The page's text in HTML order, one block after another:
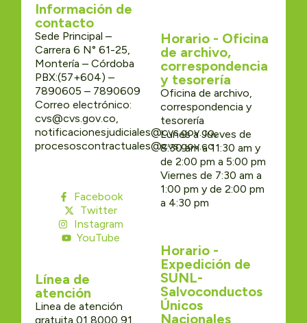
Información de
contacto
Sede Principal –
Carrera 6 N° 61-25,
Montería – Córdoba
PBX:(57+604) –
7890605 – 7890609
Correo electrónico:
cvs@cvs.gov.co,
notificacionesjudiciales@cvs.gov.co,
procesoscontractuales@cvs.gov.co
Facebook
Twitter
Instagram
YouTube
Línea de
atención
Linea de atención
gratuita 01 8000 91
Horario - Oficina
de archivo,
correspondencia
y tesorería
Oficina de archivo,
correspondencia y
tesorería
Lunes a Jueves de
8:30 am a 11:30 am y
de 2:00 pm a 5:00 pm
Viernes de 7:30 am a
1:00 pm y de 2:00 pm
a 4:30 pm
Horario -
Expedición de
SUNL-
Salvoconductos
Únicos
Nacionales